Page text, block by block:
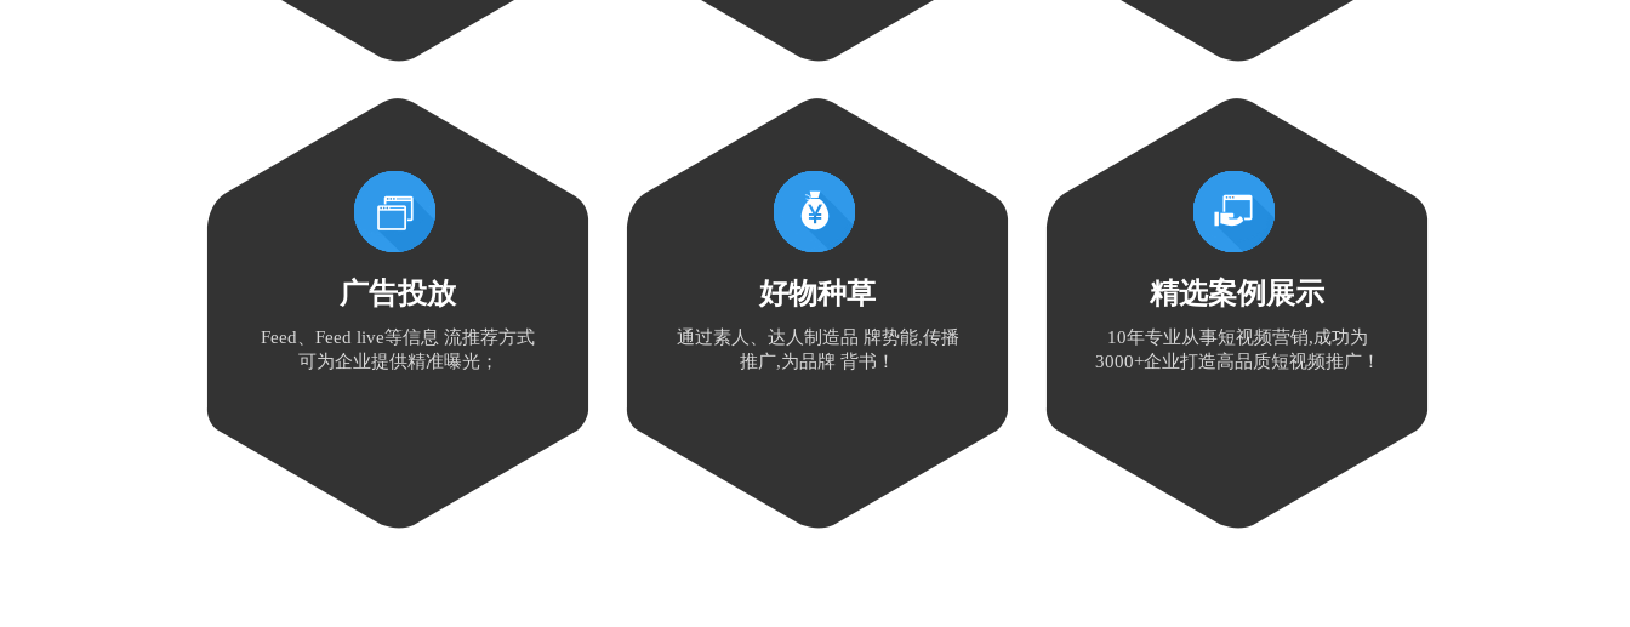
广告投放
Feed、Feed live等信息 流推荐方式
可为企业提供精准曝光；
好物种草
通过素人、达人制造品 牌势能,传播
推广,为品牌 背书！
精选案例展示
10年专业从事短视频营销,成功为
3000+企业打造高品质短视频推广！